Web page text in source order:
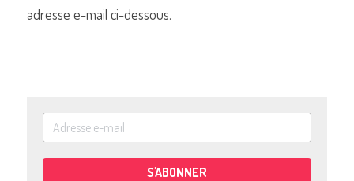
adresse e-mail ci-dessous.
S'ABONNER